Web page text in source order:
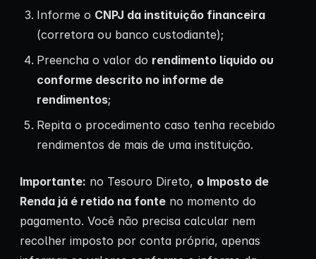
Informe o CNPJ da instituição financeira
(corretora ou banco custodiante);
Preencha o valor do rendimento líquido ou
conforme descrito no informe de
rendimentos;
Repita o procedimento caso tenha recebido
rendimentos de mais de uma instituição.
Importante: no Tesouro Direto, o Imposto de
Renda já é retido na fonte no momento do
pagamento. Você não precisa calcular nem
recolher imposto por conta própria, apenas